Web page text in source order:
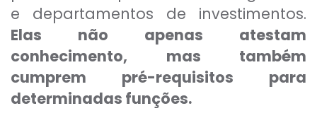
e departamentos de investimentos.
Elas não apenas atestam
conhecimento, mas também
cumprem pré-requisitos para
determinadas funções.